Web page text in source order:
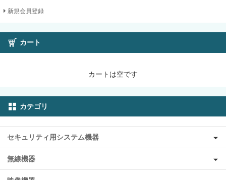
新規会員登録
カート
カートは空です
カテゴリ
セキュリティ用システム機器
無線機器